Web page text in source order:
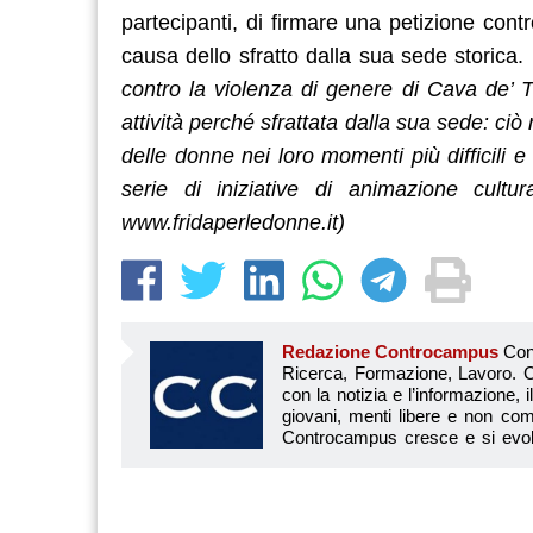
partecipanti, di firmare una petizione
causa dello sfratto dalla sua sede
contro la violenza di genere di Cava de’
attività perché sfrattata dalla sua sede:
delle donne nei loro momenti più difficili
serie di iniziative di animazione
www.fridaperledonne.it)
Redazione Controcampus Controcampus è Il magazine più letto dai giovani su: Scuola, Università, Ricerca, Formazione, Lavoro. Controcampus nasce nell’ottobre 2001 con la missione di affiancare con la notizia e l’informazione, il mondo dell’istruzione e dell’università. Il suo cuore pulsante sono i giovani, menti libere e non compromesse da nessun interesse di parte. Il progetto è ambizioso e Controcampus cresce e si evolve arricchendo il proprio staff con nuovi giovani vogliosi di